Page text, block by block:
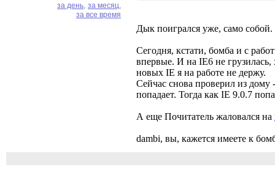
за день, за месяц,
за все время
Дык поигрался уже, само
Сегодня, кстати, бомба и с
впервые. И на IE6 не грузилась,
новых IE я на работе не держу.
Сейчас снова проверил из дому
попадает. Тогда как IE 9.0.7
А еще Почитатель жаловался на
dambi, вы, кажется имеете к